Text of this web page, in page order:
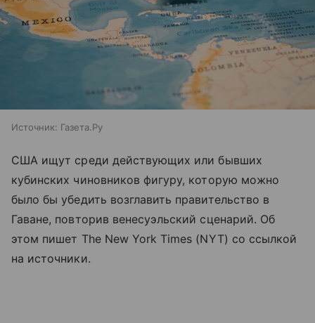
Источник: Газета.Ру
США ищут среди действующих или бывших
кубинских чиновников фигуру, которую можно
было бы убедить возглавить правительство в
Гаване, повторив венесуэльский сценарий. Об
этом пишет The New York Times (NYT) со ссылкой
на источники.